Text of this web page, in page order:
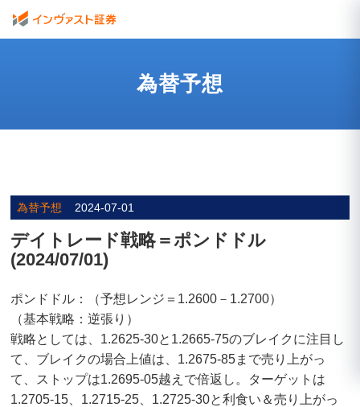
為替予想
為替予想 2024-07-01
デイトレード戦略＝ポンドドル
(2024/07/01)
ポンドドル：（予想レンジ＝1.2600－1.2700）
（基本戦略：逆張り）
戦略としては、1.2625-30と1.2665-75のブレイクに注目し
て、ブレイクの場合上値は、1.2675-85まで売り上がっ
て、ストップは1.2695-05越えで倍返し。ターゲットは
1.2705-15、1.2715-25、1.2725-30と利食い＆売り上がっ